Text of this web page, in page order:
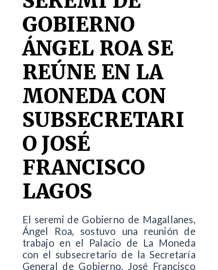
GOBIERNO
ÁNGEL ROA SE
REÚNE EN LA
MONEDA CON
SUBSECRETARI
O JOSÉ
FRANCISCO
LAGOS
El seremi de Gobierno de Magallanes,
Ángel Roa, sostuvo una reunión de
trabajo en el Palacio de La Moneda
con el subsecretario de la Secretaría
General de Gobierno, José Francisco